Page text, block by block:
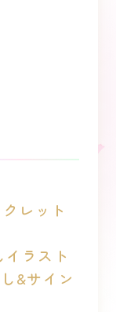
レット
ラスト
&サイン